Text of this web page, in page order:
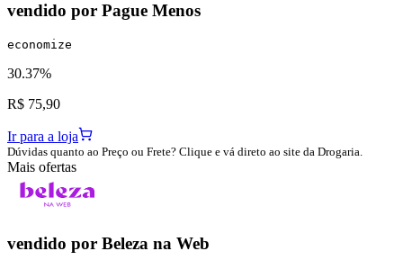
vendido por Pague Menos
economize
30.37%
R$ 75,90
Ir para a loja
Dúvidas quanto ao Preço ou Frete? Clique e vá direto ao site da Drogaria.
Mais ofertas
vendido por Beleza na Web